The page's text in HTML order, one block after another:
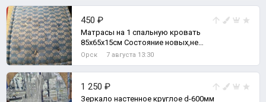
450 ₽
Матрасы на 1 спальную кровать
85х65х15см Состояние новых,не
использовались.
Орск 7 августа 13:30
1 250 ₽
Зеркало настенное круглое d-600мм